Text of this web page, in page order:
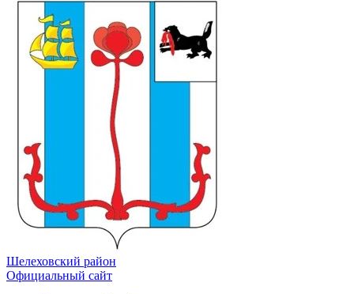
Шелеховский район
Официальный сайт